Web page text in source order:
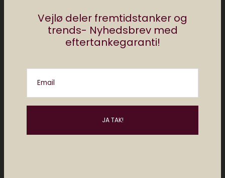
Vejlø deler fremtidstanker og
trends- Nyhedsbrev med
eftertankegaranti!
Email
afredaktionen elektronista
1 comment